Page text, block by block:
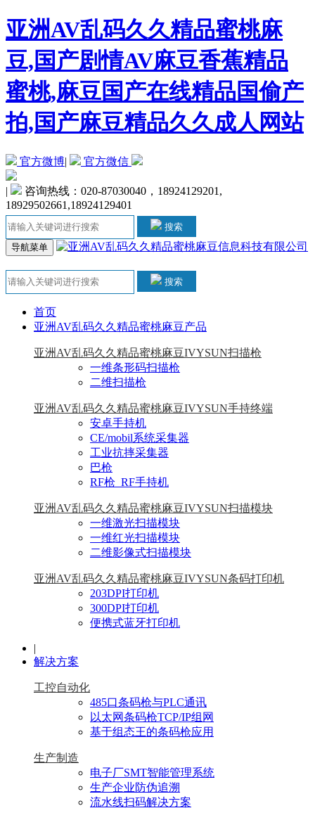
亚洲AV乱码久久精品蜜桃麻
豆,国产剧情AV麻豆香蕉精品
蜜桃,麻豆国产在线精品国偷产
拍,国产麻豆精品久久成人网站
官方微博| 官方微信
|
咨询热线：020-87030040，18924129201,
18929502661,18924129401
搜索
导航菜单
搜索
首页
亚洲AV乱码久久精品蜜桃麻豆产品
亚洲AV乱码久久精品蜜桃麻豆IVYSUN扫描枪
一维条形码扫描枪
二维扫描枪
亚洲AV乱码久久精品蜜桃麻豆IVYSUN手持终端
安卓手持机
CE/mobil系统采集器
工业抗摔采集器
巴枪
RF枪_RF手持机
亚洲AV乱码久久精品蜜桃麻豆IVYSUN扫描模块
一维激光扫描模块
一维红光扫描模块
二维影像式扫描模块
亚洲AV乱码久久精品蜜桃麻豆IVYSUN条码打印机
203DPI打印机
300DPI打印机
便携式蓝牙打印机
|
解决方案
工控自动化
485口条码枪与PLC通讯
以太网条码枪TCP/IP组网
基于组态王的条码枪应用
生产制造
电子厂SMT智能管理系统
生产企业防伪追溯
流水线扫码解决方案